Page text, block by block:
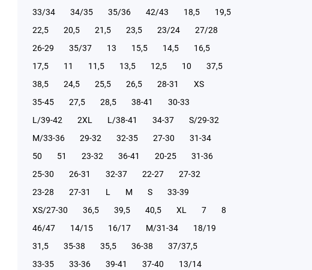
33/34
34/35 35/36 42/43 18,5
19,5
22,5
20,5 21,5 23,5 23/24
27/28
26-29
35/37 13 15,5 14,5
16,5
17,5
11 11,5 13,5 12,5 10
37,5
38,5
24,5 25,5 26,5 28-31
XS
35-45
27,5 28,5 38-41
30-33
L/39-42
2XL L/38-41 34-37
S/29-32
М/33-36
29-32 32-35 27-30
31-34
50
51 23-32 36-41 20-25
31-36
25-30
26-31 32-37 22-27
27-32
23-28
27-31 L M S
33-39
XS/27-30
36,5 39,5 40,5 XL 7
8
46/47
14/15 16/17 М/31-34
18/19
31,5
35-38 35,5 36-38
37/37,5
33-35
33-36 39-41 37-40
13/14